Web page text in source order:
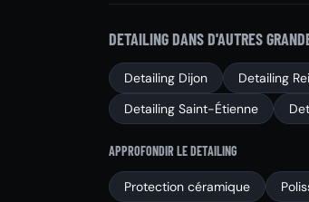
DETAILING DANS D'AUTRES
Detailing Dijon Detailing
Detailing Saint-Étienne
APPROFONDIR LE DETAILING
Protection céramique